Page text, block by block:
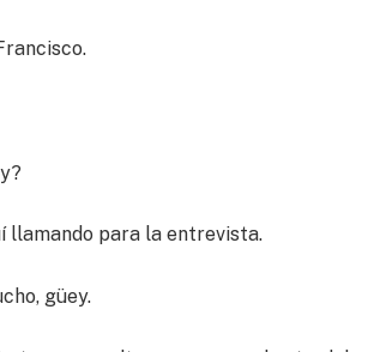
llamando para la entrevista.
güey.